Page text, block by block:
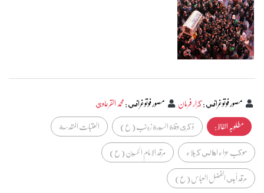
مصور فوتوغرافي:كرار فرمان مصور فوتوغرافي:محمد القرعاوي
مطلوبہ الفاظ :
ذكرى وفاة السيدة زينب (ع)
العتبات المقدسة
موكب عزاء اهالي كربلاء
مرقد الامام الحسين (ع)
مرقد أبي الفضل العباس (ع)